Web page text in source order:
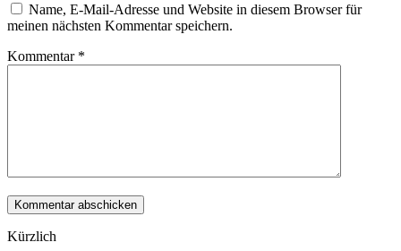
Name, E-Mail-Adresse und Website in diesem Browser für
meinen nächsten Kommentar speichern.
Kommentar *
Kürzlich